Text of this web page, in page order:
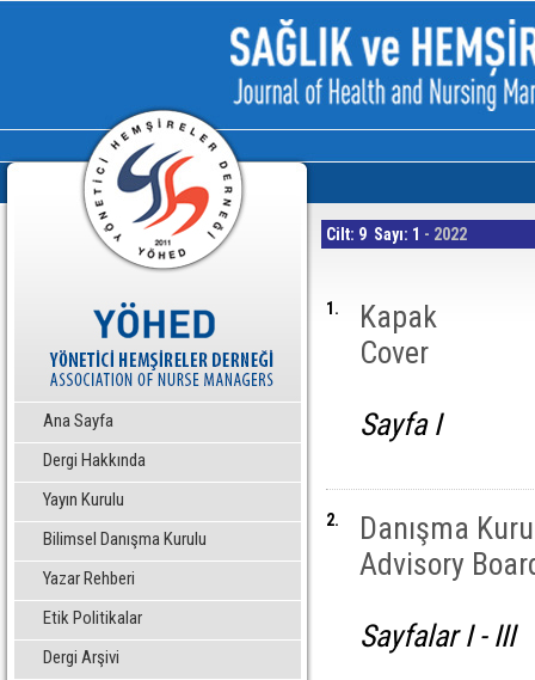
Ana Sayfa
Dergi Hakkında
Yayın Kurulu
Bilimsel Danışma Kurulu
Yazar Rehberi
Etik Politikalar
Dergi Arşivi
Cilt: 9 Sayı: 1 - 2022
1.
Kapak
Cover
Sayfa I
2.
Danışma
Advisory
Sayfalar I - III